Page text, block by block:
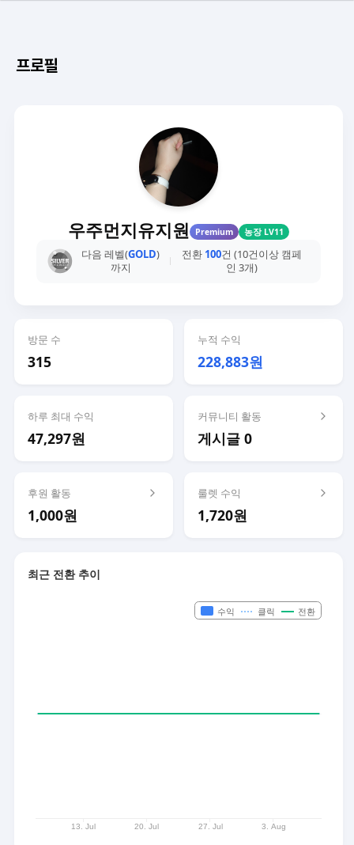
프로필
우주먼지유지원 Premium 농장 LV11
다음 레벨(GOLD)
까지
전환 100건 (10건이상 캠페
인 3개)
방문 수
315
누적 수익
228,883원
하루 최대 수익
47,297원
커뮤니티 활동
게시글 0
후원 활동
1,000원
룰렛 수익
1,720원
최근 전환 추이